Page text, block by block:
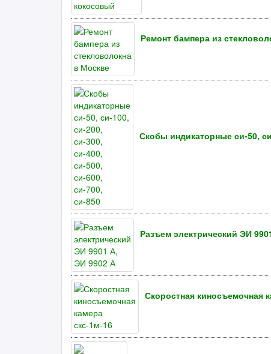
Ремонт бампера из
Скобы индикаторные си-50,
Разъем электрический ЭИ
Скоростная киносъемочная